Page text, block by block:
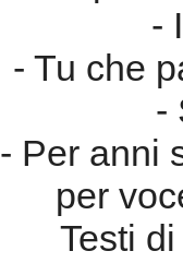
-
- Tu che
-
- Per anni
per
Testi